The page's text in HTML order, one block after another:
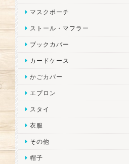
マスクポーチ
ストール・マフラー
ブックカバー
カードケース
かごカバー
エプロン
スタイ
衣服
その他
帽子